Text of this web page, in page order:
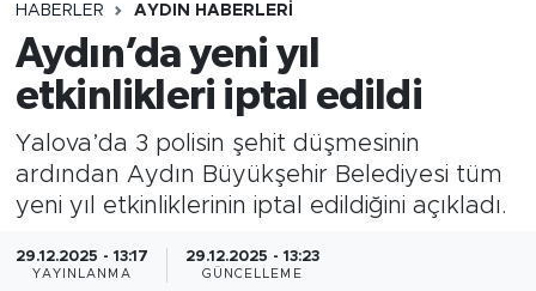
HABERLER AYDIN HABERLERI
Aydın’da yeni yıl
etkinlikleri iptal edildi
Yalova’da 3 polisin şehit düşmesinin
ardından Aydın Büyükşehir Belediyesi tüm
yeni yıl etkinliklerinin iptal edildiğini açıkladı.
29.12.2025 - 13:17
YAYINLANMA
29.12.2025 - 13:23
GÜNCELLEME